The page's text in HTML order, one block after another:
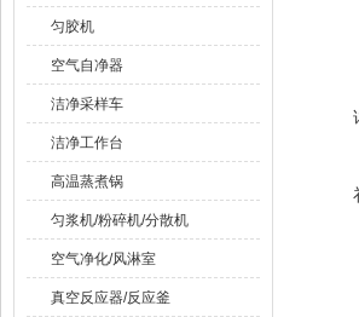
匀胶机
空气自净器
洁净采样车
洁净工作台
高温蒸煮锅
匀浆机/粉碎机/分散机
空气净化/风淋室
真空反应器/反应釜